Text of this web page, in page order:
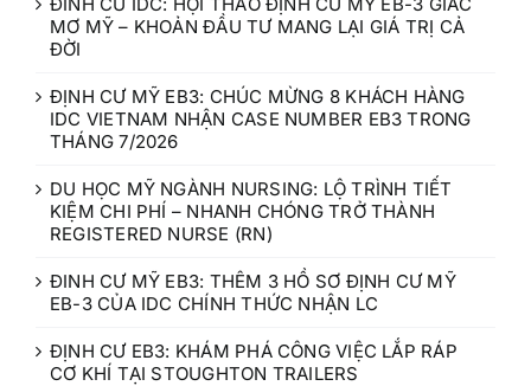
MƠ MỸ – KHOẢN ĐẦU TƯ MANG LẠI GIÁ TRỊ CẢ
ĐỜI
ĐỊNH CƯ MỸ EB3: CHÚC MỪNG 8 KHÁCH HÀNG
IDC VIETNAM NHẬN CASE NUMBER EB3 TRONG
THÁNG 7/2026
DU HỌC MỸ NGÀNH NURSING: LỘ TRÌNH TIẾT
KIỆM CHI PHÍ – NHANH CHÓNG TRỞ THÀNH
REGISTERED NURSE (RN)
ĐINH CƯ MỸ EB3: THÊM 3 HỒ SƠ ĐỊNH CƯ MỸ
EB-3 CỦA IDC CHÍNH THỨC NHẬN LC
ĐỊNH CƯ EB3: KHÁM PHÁ CÔNG VIỆC LẮP RÁP
CƠ KHÍ TẠI STOUGHTON TRAILERS